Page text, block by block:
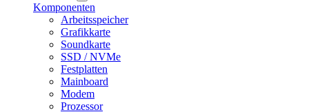
Komponenten
Arbeitsspeicher
Grafikkarte
Soundkarte
SSD / NVMe
Festplatten
Mainboard
Modem
Prozessor